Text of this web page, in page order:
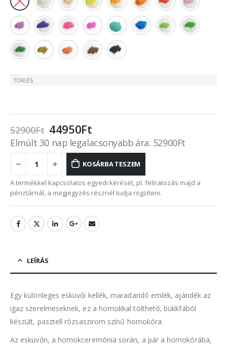
TÖRLÉS
52900Ft Original
price
was:
52900Ft.
44950FtCurrent
price
is:
44950Ft.
Elmúlt 30 nap legalacsonyabb ára: 52900Ft
KOSÁRBA TESZEM
A termékkel kapcsolatos egyedi kérését, pl. feliratozás majd a
pénztárnál, a megjegyzés résznél tudja rögzíteni.
LEÍRÁS
Egy különleges esküvői kellék, maradandó emlék, ajándék az
igaz szerelmeseknek, ez a homokkal tölthető, bükkfából
készült, pasztell rózsaszirom színű homokóra.
Az esküvőn, a homokceremónia során, a pár a homokórába,